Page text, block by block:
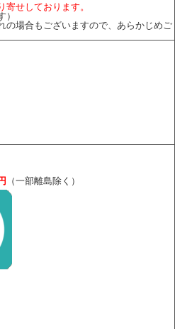
寄せしております。
）
の場合もございますので、あらかじめご
（一部離島除く）